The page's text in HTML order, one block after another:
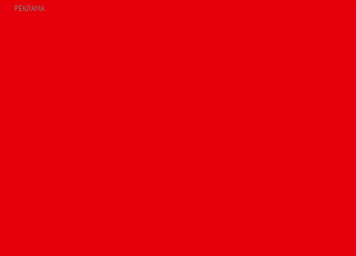
РЕКЛАМА